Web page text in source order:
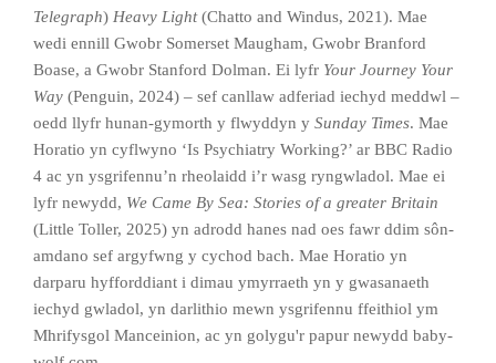
Telegraph) Heavy Light(Chatto and Windus, 2021). Mae
wedi ennill Gwobr Somerset Maugham, Gwobr Branford
Boase, a Gwobr Stanford Dolman. Ei lyfr Your Journey Your
Way (Penguin, 2024) – sef canllaw adferiad iechyd meddwl –
oedd llyfr hunan-gymorth y flwyddyn y Sunday Times. Mae
Horatio yn cyflwyno ‘Is Psychiatry Working?’ ar BBC Radio
4 ac yn ysgrifennu’n rheolaidd i’r wasg ryngwladol. Mae ei
lyfr newydd, We Came By Sea: Stories of a greater Britain
(Little Toller, 2025) yn adrodd hanes nad oes fawr ddim sôn-
amdano sef argyfwng y cychod bach. Mae Horatio yn
darparu hyfforddiant i dimau ymyrraeth yn y gwasanaeth
iechyd gwladol, yn darlithio mewn ysgrifennu ffeithiol ym
Mhrifysgol Manceinion, ac yn golygu'r papur newydd baby-